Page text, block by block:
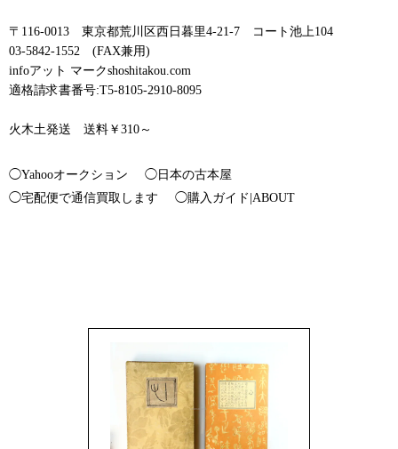
〒116-0013 東京都荒川区西日暮里4-21-7 コート池上104
03-5842-1552 (FAX兼用)
infoアット マークshoshitakou.com
適格請求書番号:T5-8105-2910-8095
火木土発送 送料￥310～
◯Yahooオークション
◯日本の古本屋
◯宅配便で通信買取します
◯購入ガイド|ABOUT